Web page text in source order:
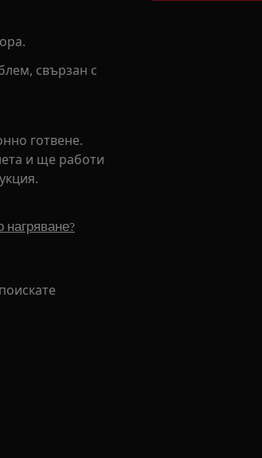
свързан с
готвене.
и ще работи